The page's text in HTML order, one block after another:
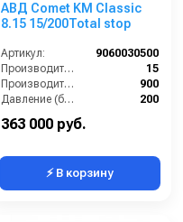
АВД Comet KM Classic
8.15 15/200Total stop
Артикул:
9060030500
Производительность (л/мин):
15
Производительность (л/ч):
900
Давление (бар):
200
363 000 руб.
⚡ В корзину